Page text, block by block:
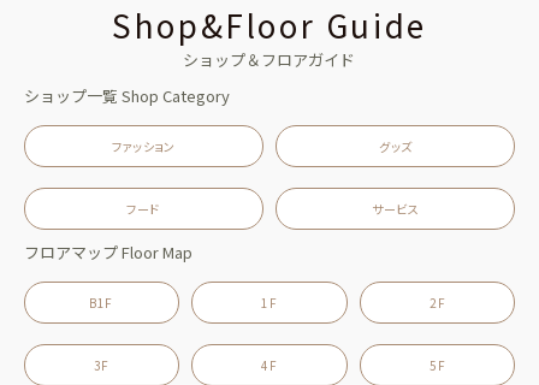
Shop&Floor Guide
ショップ＆フロアガイド
ショップ一覧 Shop Category
ファッション グッズ
フード サービス
フロアマップFloor Map
B1F 1F 2F
3F 4F 5F